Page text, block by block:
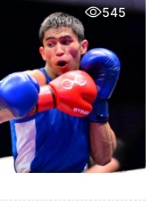
545